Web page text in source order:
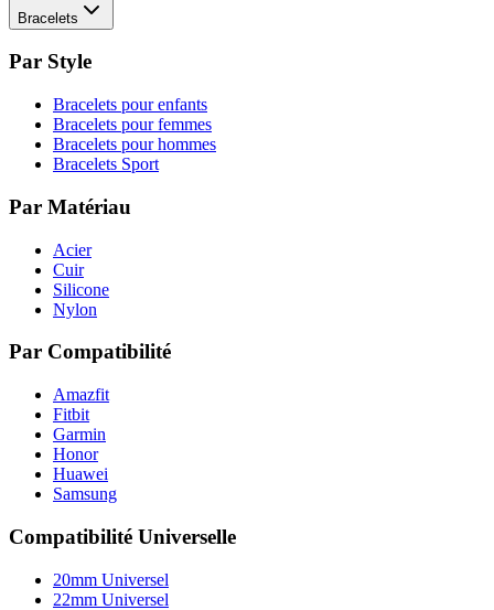
Bracelets
Par Style
Bracelets pour enfants
Bracelets pour femmes
Bracelets pour hommes
Bracelets Sport
Par Matériau
Acier
Cuir
Silicone
Nylon
Par Compatibilité
Amazfit
Fitbit
Garmin
Honor
Huawei
Samsung
Compatibilité Universelle
20mm Universel
22mm Universel